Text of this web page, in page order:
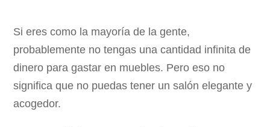
Si eres como la mayoría de la gente,
probablemente no tengas una cantidad infinita de
dinero para gastar en muebles. Pero eso no
significa que no puedas tener un salón elegante y
acogedor.